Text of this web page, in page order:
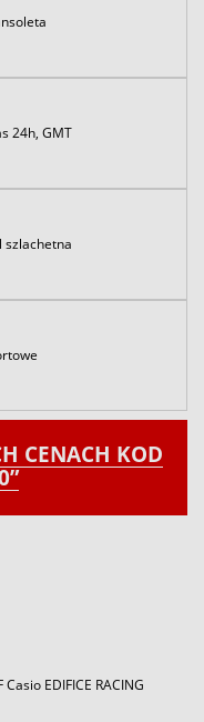
24h, GMT
szlachetna
CENACH KOD
EDIFICE RACING